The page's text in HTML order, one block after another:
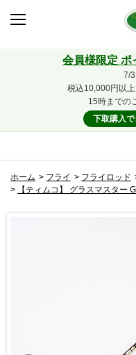
会員様限定 ポ
7/
税込10,000円以
15時までの
下取購入
ホーム > フライ > フライロッド
>
【ティムコ】 グラスマスター